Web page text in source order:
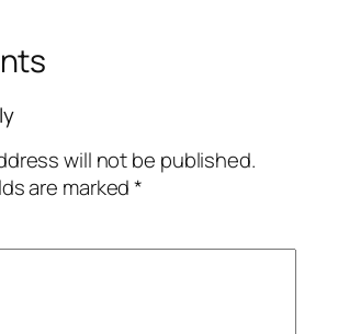
will not be published.
are marked*